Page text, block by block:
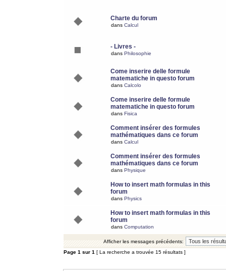
Charte du forum
dans Calcul
- Livres -
dans Philosophie
Come inserire delle formule
matematiche in questo forum
dans Calcolo
Come inserire delle formule
matematiche in questo forum
dans Fisica
Comment insérer des formules
mathématiques dans ce forum
dans Calcul
Comment insérer des formules
mathématiques dans ce forum
dans Physique
How to insert math formulas in this
forum
dans Physics
How to insert math formulas in this
forum
dans Computation
Afficher les messages précédents:
Page 1 sur 1 [ La recherche a trouvée 15 résultats ]